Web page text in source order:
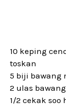
10 keping
toskan
5 biji bawang
2 ulas
1/2 cekak soo